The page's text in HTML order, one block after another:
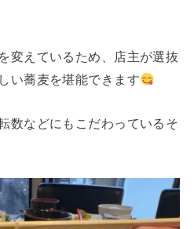
変えているため、店主が選抜
い蕎麦を堪能できます
数などにもこだわっているそ